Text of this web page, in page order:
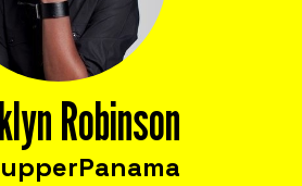
binden und Innovation
fördern.
Robinson
Panama